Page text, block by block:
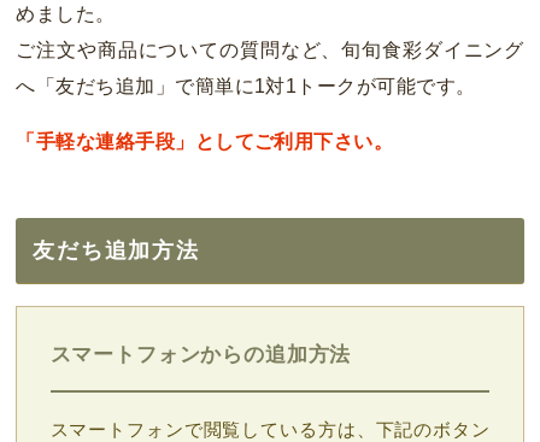
めました。
ご注文や商品についての質問など、旬旬食彩ダイニング
へ「友だち追加」で簡単に1対1トークが可能です。
「手軽な連絡手段」としてご利用下さい。
友だち追加方法
スマートフォンからの追加方法
スマートフォンで閲覧している方は、下記のボタン